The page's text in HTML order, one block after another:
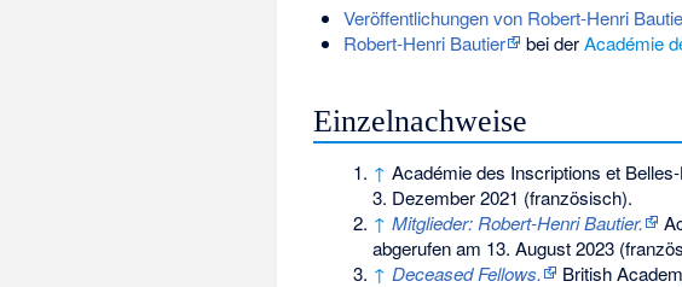
Veröffentlichungen von Robert-Henri
Robert-Henri Bautier
bei derAcadémie
Einzelnachweise
↑ Académie des Inscriptions et
3. Dezember 2021 (französisch).
↑ Mitglieder: Robert-Henri Bautier.
abgerufen am 13. August 2023
↑ Deceased Fellows. British